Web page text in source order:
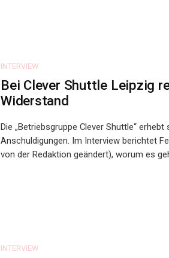
INTERVIEW
Bei Clever Shuttle Leipzig
Widerstand
Die „Betriebsgruppe Clever Shuttle“ erhebt
Anschuldigungen. Im Interview berichtet
von der Redaktion geändert), worum es
INTERVIEW